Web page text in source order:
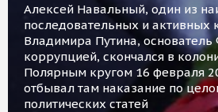
Алексей Навальный, один из
последовательных и активных
Владимира Путина,
коррупцией, скончался в
Полярным кругом 16 февраля
отбывал там наказание по
политических статей